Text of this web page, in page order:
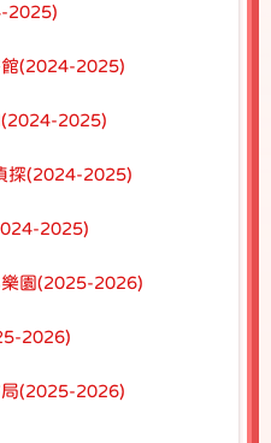
2025)
(2024-2025)
(2024-2025)
探(2024-2025)
2025)
園(2025-2026)
2026)
(2025-2026)